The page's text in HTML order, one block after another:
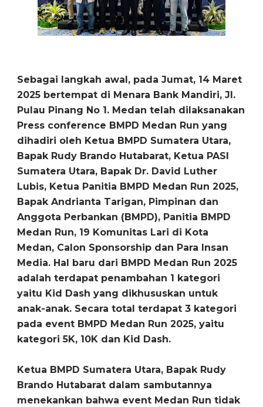
Sebagai langkah awal, pada Jumat, 14 Maret
2025 bertempat di Menara Bank Mandiri, Jl.
Pulau Pinang No 1. Medan telah dilaksanakan
Press conference BMPD Medan Run yang
dihadiri oleh Ketua BMPD Sumatera Utara,
Bapak Rudy Brando Hutabarat, Ketua PASI
Sumatera Utara, Bapak Dr. David Luther
Lubis, Ketua Panitia BMPD Medan Run 2025,
Bapak Andrianta Tarigan, Pimpinan dan
Anggota Perbankan (BMPD), Panitia BMPD
Medan Run, 19 Komunitas Lari di Kota
Medan, Calon Sponsorship dan Para Insan
Media. Hal baru dari BMPD Medan Run 2025
adalah terdapat penambahan 1 kategori
yaitu Kid Dash yang dikhususkan untuk
anak-anak. Secara total terdapat 3 kategori
pada event BMPD Medan Run 2025, yaitu
kategori 5K, 10K dan Kid Dash.
Ketua BMPD Sumatera Utara, Bapak Rudy
Brando Hutabarat dalam sambutannya
menekankan bahwa event Medan Run tidak